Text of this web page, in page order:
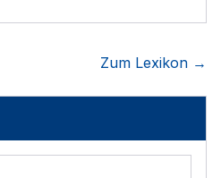
Zum Lexikon →